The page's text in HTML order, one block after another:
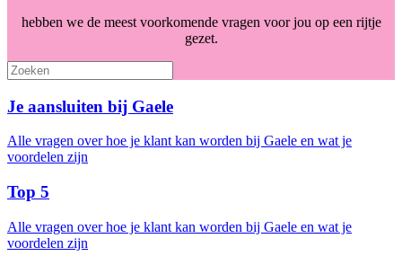
hebben we de meest voorkomende vragen voor jou op een rijtje
gezet.
Je aansluiten bij Gaele
Alle vragen over hoe je klant kan worden bij Gaele en wat je
voordelen zijn
Top 5
Alle vragen over hoe je klant kan worden bij Gaele en wat je
voordelen zijn